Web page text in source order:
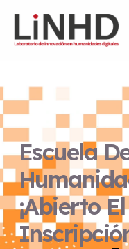
Escuela
¡Abierto